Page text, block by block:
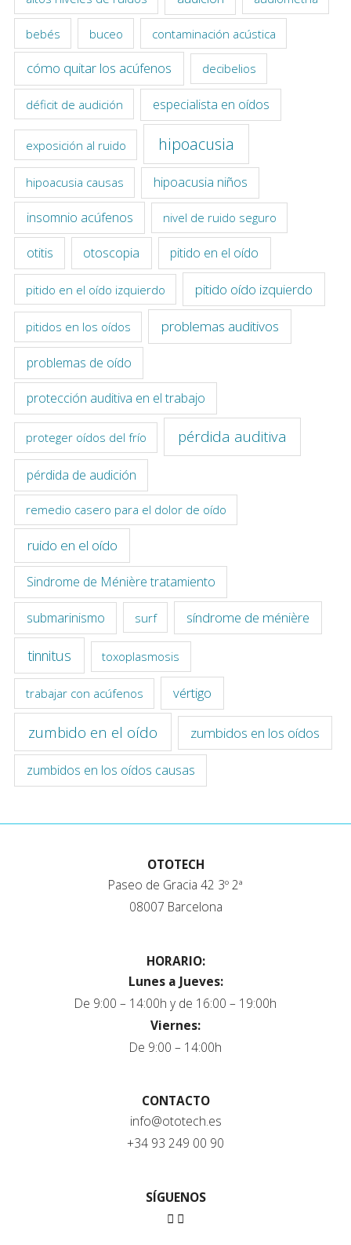
bebés buceo contaminación acústica
cómo quitar los acúfenos decibelios
déficit de audición especialista en oídos
exposición al ruido hipoacusia
hipoacusia causas hipoacusia niños
insomnio acúfenos nivel de ruido seguro
otitis otoscopia pitido en el oído
pitido en el oído izquierdo pitido oído izquierdo
pitidos en los oídos problemas auditivos
problemas de oído
protección auditiva en el trabajo
proteger oídos del frío pérdida auditiva
pérdida de audición
remedio casero para el dolor de oído
ruido en el oído
Sindrome de Ménière tratamiento
submarinismo surf síndrome de ménière
tinnitus toxoplasmosis
trabajar con acúfenos vértigo
zumbido en el oído zumbidos en los oídos
zumbidos en los oídos causas
OTOTECH
Paseo de Gracia 42 3º 2ª
08007 Barcelona
HORARIO:
Lunes a Jueves:
De 9:00 – 14:00h y de 16:00 – 19:00h
Viernes:
De 9:00 – 14:00h
CONTACTO
info@ototech.es
+34 93 249 00 90
SÍGUENOS